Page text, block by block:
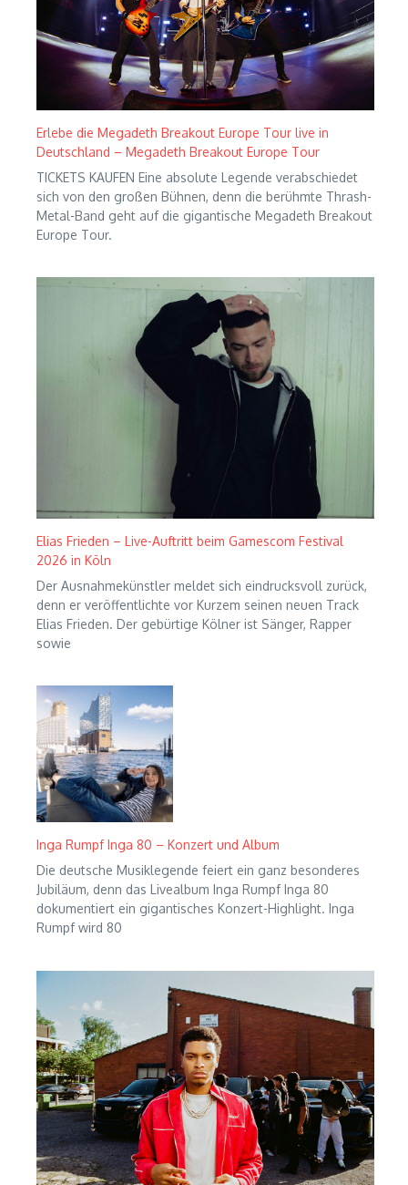
Erlebe die Megadeth Breakout Europe Tour live in
Deutschland – Megadeth Breakout Europe Tour
TICKETS KAUFEN Eine absolute Legende verabschiedet
sich von den großen Bühnen, denn die berühmte Thrash-
Metal-Band geht auf die gigantische Megadeth Breakout
Europe Tour.
Elias Frieden – Live-Auftritt beim Gamescom Festival
2026 in Köln
Der Ausnahmekünstler meldet sich eindrucksvoll zurück,
denn er veröffentlichte vor Kurzem seinen neuen Track
Elias Frieden. Der gebürtige Kölner ist Sänger, Rapper
sowie
Inga Rumpf Inga 80 – Konzert und Album
Die deutsche Musiklegende feiert ein ganz besonderes
Jubiläum, denn das Livealbum Inga Rumpf Inga 80
dokumentiert ein gigantisches Konzert-Highlight. Inga
Rumpf wird 80